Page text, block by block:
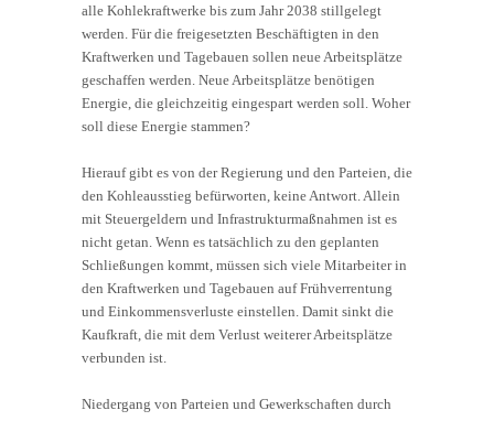
alle Kohlekraftwerke bis zum Jahr 2038 stillgelegt
werden. Für die freigesetzten Beschäftigten in den
Kraftwerken und Tagebauen sollen neue Arbeitsplätze
geschaffen werden. Neue Arbeitsplätze benötigen
Energie, die gleichzeitig eingespart werden soll. Woher
soll diese Energie stammen?
Hierauf gibt es von der Regierung und den Parteien, die
den Kohleausstieg befürworten, keine Antwort. Allein
mit Steuergeldern und Infrastrukturmaßnahmen ist es
nicht getan. Wenn es tatsächlich zu den geplanten
Schließungen kommt, müssen sich viele Mitarbeiter in
den Kraftwerken und Tagebauen auf Frühverrentung
und Einkommensverluste einstellen. Damit sinkt die
Kaufkraft, die mit dem Verlust weiterer Arbeitsplätze
verbunden ist.
Niedergang von Parteien und Gewerkschaften durch